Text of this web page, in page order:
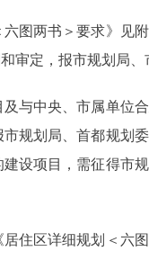
两书＞要求》见
审定，报市规划局、
中央、市属单位
规划局、首都规划
设项目，需征得市
区详细规划＜六